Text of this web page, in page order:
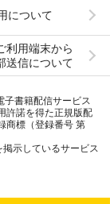
について
利用端末から
送信について
子書籍配信サービス
許諾を得た正規版配
商標（登録番号 第
示しているサービス